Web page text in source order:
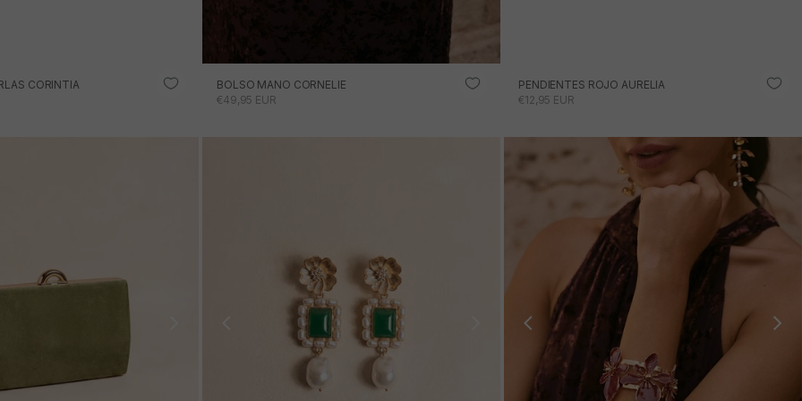
CORINTIA
BOLSO MANO CORNELIE
PRECIO DE OFERTA
€49,95 EUR
PENDIENTES ROJO AURELIA
PRECIO DE OFERTA
€12,95 EUR